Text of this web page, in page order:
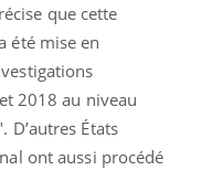
que cette
été mise en
2018 au niveau
D’autres États
ont aussi procédé